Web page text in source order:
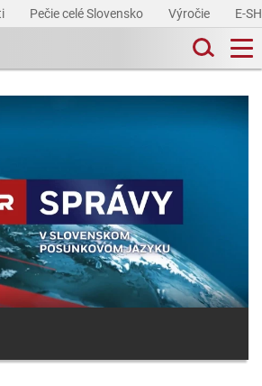
Pečie celé Slovensko Výročie E-